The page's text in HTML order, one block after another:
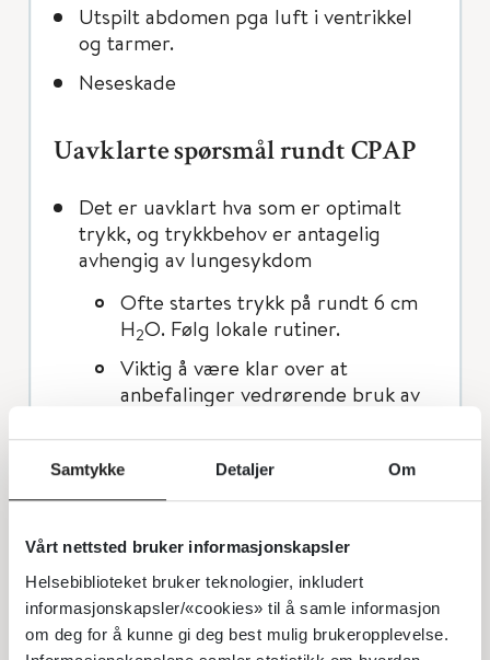
Samtykke Detaljer Om
Vårt nettsted bruker informasjonskapsler
Helsebiblioteket bruker teknologier, inkludert
informasjonskapsler/«cookies» til å samle informasjon
om deg for å kunne gi deg best mulig brukeropplevelse.
Utspilt abdomen pga luft i ventrikkel
og tarmer.
Neseskade
Uavklarte spørsmål rundt CPAP
Det er uavklart hva som er optimalt
trykk, og trykkbehov er antagelig
avhengig av lungesykdom
Ofte startes trykk på rundt 6 cm
H2O. Følg lokale rutiner.
Viktig å være klar over at
anbefalinger vedrørende bruk av
og ikke nødvendigvis kan overføres
mellom ulike maskiner.
CPAP-apparat/-maskin/-generator som
Indikasjon for CPAP